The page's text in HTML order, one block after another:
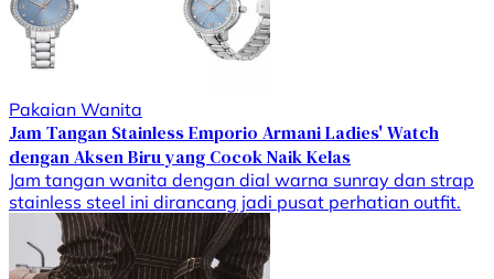
Pakaian Wanita
Jam Tangan Stainless Emporio Armani Ladies' Watch
dengan Aksen Biru yang Cocok Naik Kelas
Jam tangan wanita dengan dial warna sunray dan strap
stainless steel ini dirancang jadi pusat perhatian outfit.